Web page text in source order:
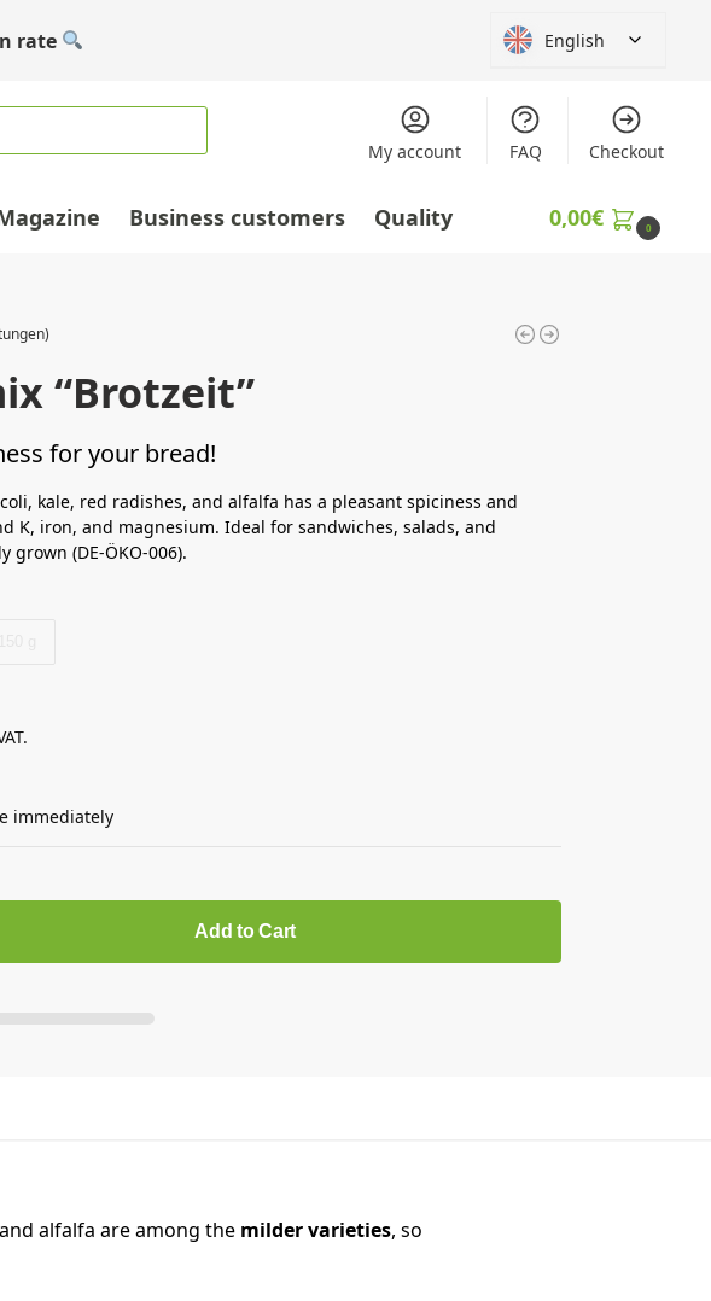
rate English
My account FAQ Checkout
Business customers Quality 0,00€ 0
“Brotzeit”
for your bread!
kale, red radishes, and alfalfa has a pleasant spiciness and
K, iron, and magnesium. Ideal for sandwiches, salads, and
grown (DE-ÖKO-006).
immediately
Add to Cart
alfalfa are among the milder varieties, so